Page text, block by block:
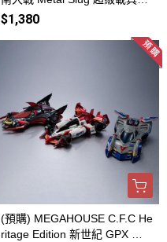
1型 SV-001/I 組裝模型 202608
$1,380
(預購) MEGAHOUSE C.F.C He
ritage Edition 新世紀 GPX 閃